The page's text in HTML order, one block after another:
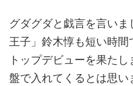
グダグダと戯言を言いま
王子」鈴木惇も短い時間
トップデビューを果た
盤で入れてくるとは思い